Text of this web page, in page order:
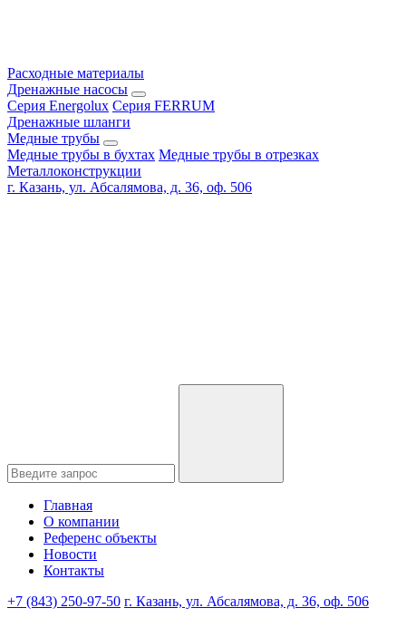
Расходные материалы
Дренажные насосы
Серия Energolux Серия FERRUM
Дренажные шланги
Медные трубы
Медные трубы в бухтах Медные трубы в отрезках
Металлоконструкции
г. Казань, ул. Абсалямова, д. 36, оф. 506
Главная
О компании
Референс объекты
Новости
Контакты
+7 (843) 250-97-50 г. Казань, ул. Абсалямова, д. 36, оф. 506